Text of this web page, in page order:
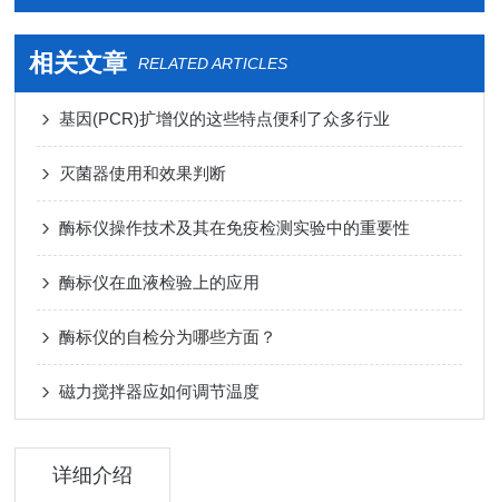
相关文章 RELATED ARTICLES
基因(PCR)扩增仪的这些特点便利了众多行业
灭菌器使用和效果判断
酶标仪操作技术及其在免疫检测实验中的重要性
酶标仪在血液检验上的应用
酶标仪的自检分为哪些方面？
磁力搅拌器应如何调节温度
详细介绍